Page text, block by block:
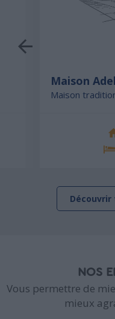
Maison
Maison
NOS
Vous permettre de
mieux